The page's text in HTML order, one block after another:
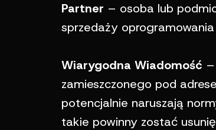
Partner – osoba lub
sprzedaży
Wiarygodna Wiadomość
zamieszczonego pod
potencjalnie naruszają
takie powinny zostać